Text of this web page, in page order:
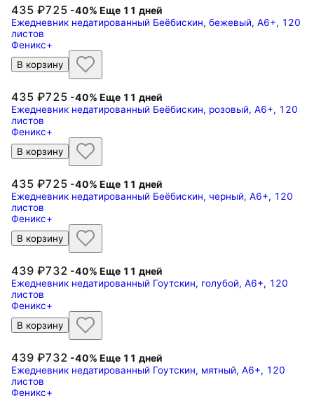
435 725 -40% Еще 11 дней
Ежедневник недатированный Беёбискин, бежевый, А6+, 120
листов
Феникс+
В корзину
435 725 -40% Еще 11 дней
Ежедневник недатированный Беёбискин, розовый, А6+, 120
листов
Феникс+
В корзину
435 725 -40% Еще 11 дней
Ежедневник недатированный Беёбискин, черный, А6+, 120
листов
Феникс+
В корзину
439 732 -40% Еще 11 дней
Ежедневник недатированный Гоутскин, голубой, А6+, 120
листов
Феникс+
В корзину
439 732 -40% Еще 11 дней
Ежедневник недатированный Гоутскин, мятный, А6+, 120
листов
Феникс+